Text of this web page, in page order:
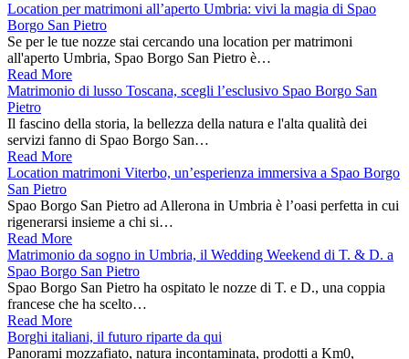
Location per matrimoni all’aperto Umbria: vivi la magia di Spao
Borgo San Pietro
Se per le tue nozze stai cercando una location per matrimoni
all'aperto Umbria, Spao Borgo San Pietro è…
Read More
Matrimonio di lusso Toscana, scegli l’esclusivo Spao Borgo San
Pietro
Il fascino della storia, la bellezza della natura e l'alta qualità dei
servizi fanno di Spao Borgo San…
Read More
Location matrimoni Viterbo, un’esperienza immersiva a Spao Borgo
San Pietro
Spao Borgo San Pietro ad Allerona in Umbria è l’oasi perfetta in cui
rigenerarsi insieme a chi si…
Read More
Matrimonio da sogno in Umbria, il Wedding Weekend di T. & D. a
Spao Borgo San Pietro
Spao Borgo San Pietro ha ospitato le nozze di T. e D., una coppia
francese che ha scelto…
Read More
Borghi italiani, il futuro riparte da qui
Panorami mozzafiato, natura incontaminata, prodotti a Km0,